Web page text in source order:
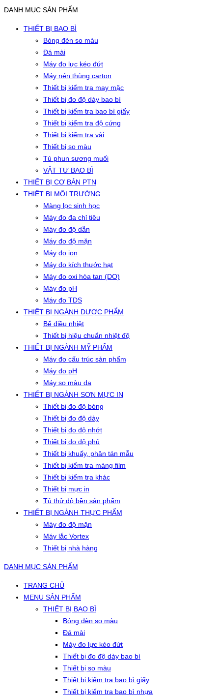
DANH MỤC SẢN PHẨM
THIẾT BỊ BAO BÌ
Bóng đèn so màu
Đá mài
Máy đo lực kéo đứt
Máy nén thùng carton
Thiết bị kiểm tra may mặc
Thiết bị đo độ dày bao bì
Thiết bị kiểm tra bao bì giấy
Thiết bị kiểm tra độ cứng
Thiết bị kiểm tra vải
Thiết bị so màu
Tủ phun sương muối
VẬT TƯ BAO BÌ
THIẾT BỊ CƠ BẢN PTN
THIẾT BỊ MÔI TRƯỜNG
Màng lọc sinh học
Máy đo đa chỉ tiêu
Máy đo độ dẫn
Máy đo độ mặn
Máy đo ion
Máy đo kích thước hạt
Máy đo oxi hòa tan (DO)
Máy đo pH
Máy đo TDS
THIẾT BỊ NGÀNH DƯỢC PHẨM
Bể điều nhiệt
Thiết bị hiệu chuẩn nhiệt độ
THIẾT BỊ NGÀNH MỸ PHẨM
Máy đo cấu trúc sản phẩm
Máy đo pH
Máy so màu da
THIẾT BỊ NGÀNH SƠN MỰC IN
Thiết bị đo độ bóng
Thiết bị đo độ dày
Thiết bị đo độ nhớt
Thiết bị đo độ phủ
Thiết bị khuấy, phân tán mẫu
Thiết bị kiểm tra màng film
Thiết bị kiểm tra khác
Thiết bị mực in
Tủ thử độ bền sản phẩm
THIẾT BỊ NGÀNH THỰC PHẨM
Máy đo độ mặn
Máy lắc Vortex
Thiết bị nhà hàng
DANH MỤC SẢN PHẨM
TRANG CHỦ
MENU SẢN PHẨM
THIẾT BỊ BAO BÌ
Bóng đèn so màu
Đá mài
Máy đo lực kéo đứt
Thiết bị đo độ dày bao bì
Thiết bị so màu
Thiết bị kiểm tra bao bì giấy
Thiết bị kiểm tra bao bì nhựa